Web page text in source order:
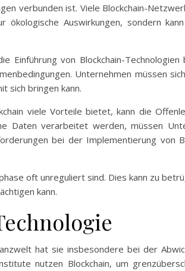
verbunden ist. Viele Blockchain-
Auswirkungen, sondern
Einführung von Blockchain-Technologien
Unternehmen müssen
sich bringen kann.
viele Vorteile bietet, kann die
Daten verarbeitet werden, müssen
bei der Implementierung von
oft unreguliert sind. Dies kann zu
kann.
hat sie insbesondere bei der
nutzen Blockchain, um